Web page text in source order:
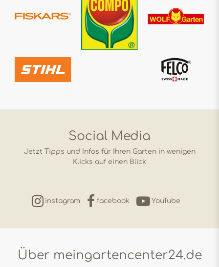
Social Media
Jetzt Tipps und Infos für Ihren Garten in wenigen
Klicks auf einen Blick
instagram facebook YouTube
Über meingartencenter24.de